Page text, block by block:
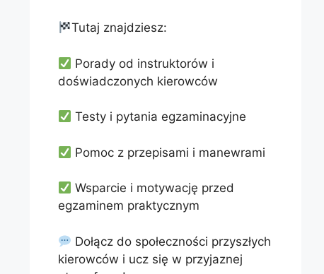
Tutaj znajdziesz:
Porady od instruktorów i
doświadczonych kierowców
Testy i pytania egzaminacyjne
Pomoc z przepisami i manewrami
Wsparcie i motywację przed
egzaminem praktycznym
Dołącz do społeczności przyszłych
kierowców i ucz się w przyjaznej